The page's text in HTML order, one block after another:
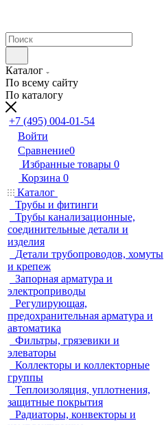
Каталог
По всему сайту
По каталогу
+7 (495) 004-01-54
Войти
Сравнение0
Избранные товары 0
Корзина 0
Каталог
Трубы и фитинги
Трубы канализационные,
соединительные детали и
изделия
Детали трубопроводов, хомуты
и крепеж
Запорная арматура и
электроприводы
Регулирующая,
предохранительная арматура и
автоматика
Фильтры, грязевики и
элеваторы
Коллекторы и коллекторные
группы
Теплоизоляция, уплотнения,
защитные покрытия
Радиаторы, конвекторы и